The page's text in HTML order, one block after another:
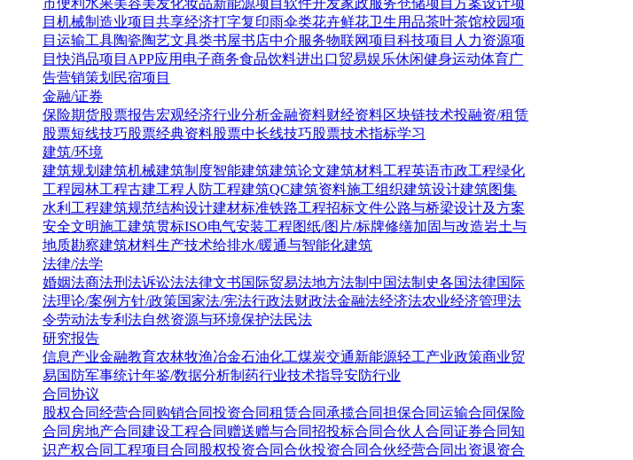
市便利水果美容美发化妆品新能源项目 软件开发家政服务仓储项目 方案设计项
目 机械制造业项目 共享经济打字复印雨伞类花卉鲜花卫生用品茶叶茶馆校园项
目 运输工具陶瓷陶艺文具类书屋书店中介服务物联网项目 科技项目 人力资源项
目快消品项目 APP应用 电子商务食品饮料进出口贸易娱乐休闲健身运动体育广
告营销策划 民宿项目
金融/证券
保险期货股票报告宏观经济行业分析金融资料财经资料区块链技术投融资/租赁
股票短线技巧股票经典资料股票中长线技巧股票技术指标学习
建筑/环境
建筑规划 建筑机械建筑制度智能建筑建筑论文建筑材料工程英语市政工程绿化
工程园林工程古建工程 人防工程建筑QC建筑资料施工组织建筑设计建筑图集
水利工程建筑规范结构设计建材标准铁路工程招标文件公路与桥梁设计及方案
安全文明施工建筑贯标ISO电气安装工程图纸/图片/标牌修缮加固与改造岩土与
地质勘察建筑材料生产技术给排水/暖通与智能化建筑
法律/法学
婚姻法商法刑法诉讼法法律文书国际贸易法地方法制 中国法制史各国法律国际
法理论/案例方针/政策国家法/宪法行政法财政法金融法经济法农业经济管理法
令劳动法专利法自然资源与环境保护法民法
研究报告
信息产业金融教育农林牧渔冶金石油化工煤炭交通新能源轻工产业政策商业贸
易国防军事统计年鉴/数据分析制药行业技术指导安防行业
合同协议
股权合同经营合同 购销合同投资合同租赁合同 承揽合同担保合同运输合同保险
合同 房地产合同建设工程合同 赠送赠与合同招投标合同合伙人合同证券合同知
识产权合同 工程项目合同 股权投资合同合伙投资合同合伙经营合同 出资退资合